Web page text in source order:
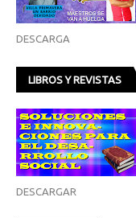
DESCARGA
LIBROS Y REVISTAS
DESCARGAR